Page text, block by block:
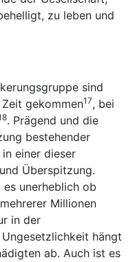
zu leben und
sind
gekommen17, bei
. Prägend und die
bestehender
einer dieser
Überspitzung.
unerheblich ob
Millionen
in der
hängt
ab. Auch ist es